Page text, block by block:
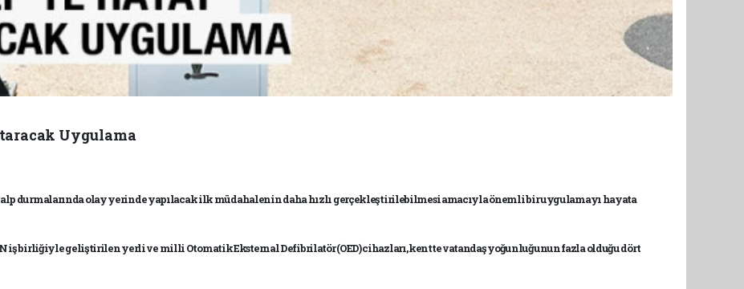
Uygulama
durmalarında olay yerinde yapılacak ilk müdahalenin daha hızlı gerçekleştirilebilmesi amacıyla önemli bir uygulamayı hayata
iş birliğiyle geliştirilen yerli ve milli Otomatik Eksternal Defibrilatör (OED) cihazları, kentte vatandaş yoğunluğunun fazla olduğu dört